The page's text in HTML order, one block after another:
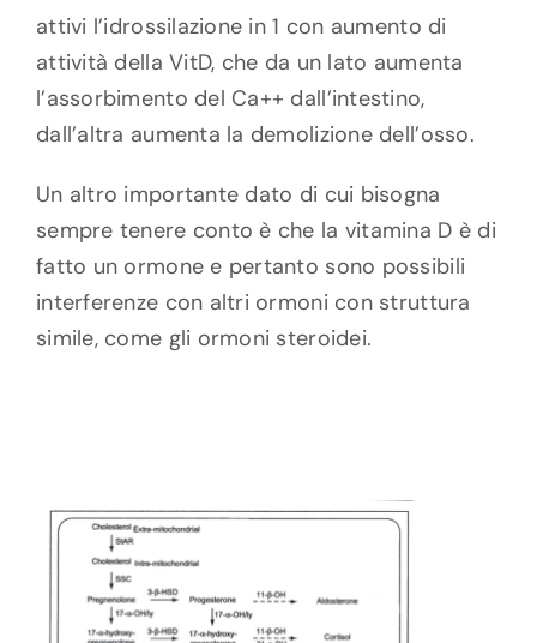
attivi l’idrossilazione in 1 con aumento di
attività della VitD, che da un lato aumenta
l’assorbimento del Ca++ dall’intestino,
dall’altra aumenta la demolizione dell’osso.
Un altro importante dato di cui bisogna
sempre tenere conto è che la vitamina D è di
fatto un ormone e pertanto sono possibili
interferenze con altri ormoni con struttura
simile, come gli ormoni steroidei.